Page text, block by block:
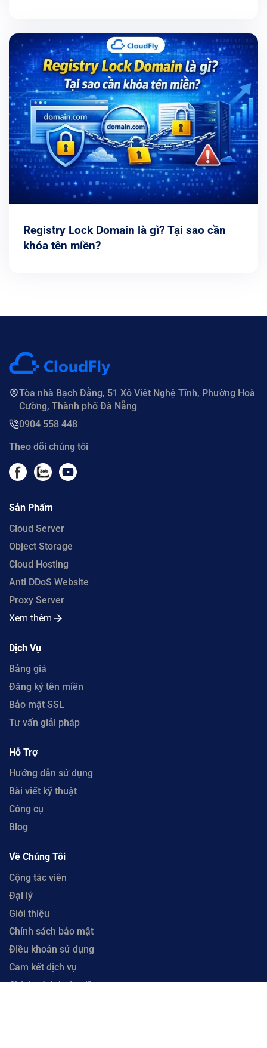
Registry Lock Domain là gì? Tại sao cần
khóa tên miền?
Tòa nhà Bạch Đằng, 51 Xô Viết Nghệ Tĩnh, Phường Hoà
Cường, Thành phố Đà Nẵng
0904 558 448
Theo dõi chúng tôi
Sản Phẩm
Cloud Server
Object Storage
Cloud Hosting
Anti DDoS Website
Proxy Server
Xem thêm
Dịch Vụ
Bảng giá
Đăng ký tên miền
Bảo mật SSL
Tư vấn giải pháp
Hỗ Trợ
Hướng dẫn sử dụng
Bài viết kỹ thuật
Công cụ
Blog
Về Chúng Tôi
Cộng tác viên
Đại lý
Giới thiệu
Chính sách bảo mật
Điều khoản sử dụng
Cam kết dịch vụ
Chính sách hoàn tiền